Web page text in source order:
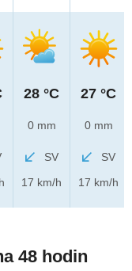
28 °C
0 mm
SV
17 km/h
27 °C
0 mm
SV
17 km/h
48 hodin